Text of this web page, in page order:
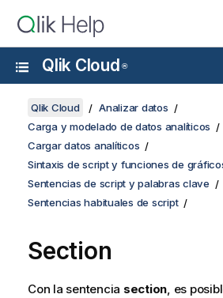
Qlik Cloud ®
Qlik Cloud
Analizar datos
Carga y modelado de datos analíticos
Cargar datos analíticos
Sintaxis de script y funciones de
Sentencias de script y palabras clave
Sentencias habituales de script
Section
Con la sentencia section, es